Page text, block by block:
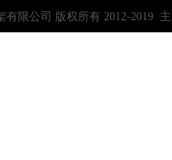
有限公司 版权所有 2012-2019